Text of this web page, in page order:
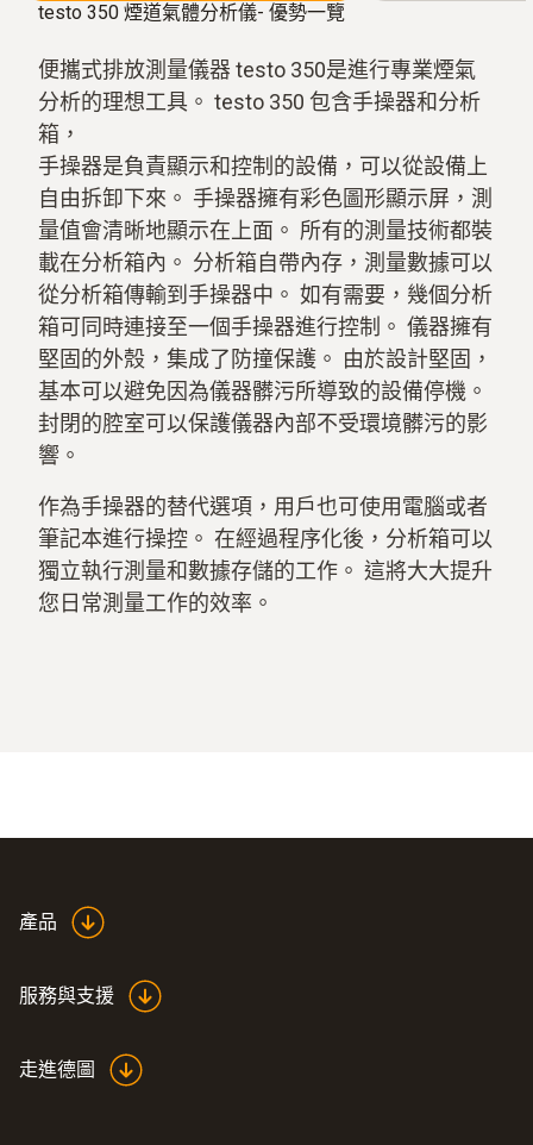
testo 350 煙道氣體分析儀- 優勢一覽
便攜式排放測量儀器 testo 350是進行專業煙氣
分析的理想工具。 testo 350 包含手操器和分析
箱，
手操器是負責顯示和控制的設備，可以從設備上
自由拆卸下來。 手操器擁有彩色圖形顯示屏，測
量值會清晰地顯示在上面。 所有的測量技術都裝
載在分析箱內。 分析箱自帶內存，測量數據可以
從分析箱傳輸到手操器中。 如有需要，幾個分析
箱可同時連接至一個手操器進行控制。 儀器擁有
堅固的外殼，集成了防撞保護。 由於設計堅固，
基本可以避免因為儀器髒污所導致的設備停機。
封閉的腔室可以保護儀器內部不受環境髒污的影
響。
作為手操器的替代選項，用戶也可使用電腦或者
筆記本進行操控。 在經過程序化後，分析箱可以
獨立執行測量和數據存儲的工作。 這將大大提升
您日常測量工作的效率。
產品
服務與支援
走進德圖